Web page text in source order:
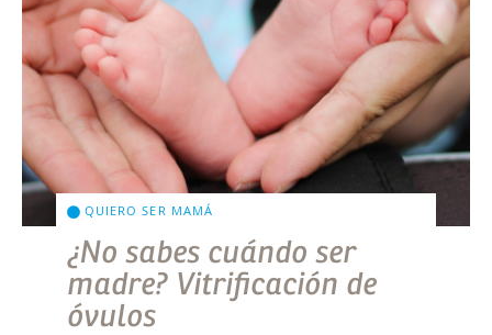
QUIERO SER MAMÁ
¿No sabes cuándo ser
madre? Vitrificación de
óvulos